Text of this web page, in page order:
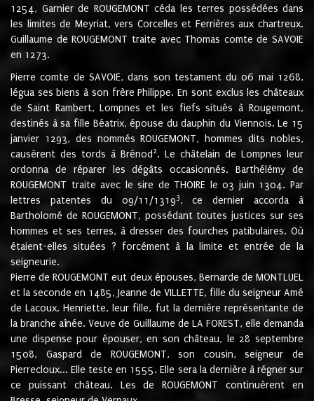
1254, Garnier de ROUGEMONT céda les terres possédées dans
les limites de Meyriat, vers Corcelles et Ferrières aux chartreux.
Guillaume de ROUGEMONT traite avec Thomas comte de SAVOIE
en 1273.
Pierre comte de SAVOIE, dans son testament du 06 mai 1268,
légua ses biens à son frère Philippe. En sont exclus les châteaux
de Saint Rambert, Lompnes et les fiefs situés à Rougemont,
destinés à sa fille Béatrix, épouse du dauphin du Viennois. Le 15
janvier 1293, des nommés ROUGEMONT, hommes dits nobles,
causèrent des tords à Brénod 2. Le châtelain de Lompnes leur
ordonna de réparer les dégâts occasionnés. Barthélémy de
ROUGEMONT traite avec le sire de THOIRE le 03 juin 1304. Par
lettres patentes du 09/11/13193, ce dernier accorda à
Bartholomé de ROUGEMONT, possédant toutes justices sur ses
hommes et ses terres, à dresser des fourches patibulaires. Où
étaient-elles situées ? forcément à la limite et entrée de la
seigneurie.
Pierre de ROUGEMONT eut deux épouses, Bernarde de MONTLUEL
et la seconde en 1485, Jeanne de VILLETTE, fille du seigneur Amé
de Lacoux. Henriette, leur fille, fut la dernière représentante de
la branche aînée. Veuve de Guillaume de LA FOREST, elle demanda
une dispense pour épouser, en son château, le 28 septembre
1508, Gaspard de ROUGEMONT, son cousin, seigneur de
Pierrecloux... Elle teste en 1555. Elle sera la dernière à régner sur
ce puissant château. Les de ROUGEMONT continuèrent en